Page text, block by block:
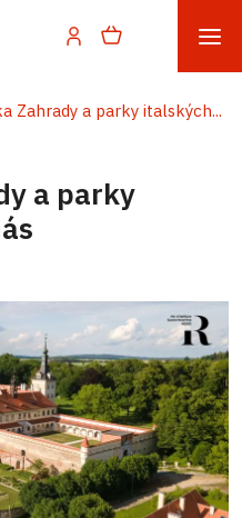
Zahrady a parky italských...
a parky